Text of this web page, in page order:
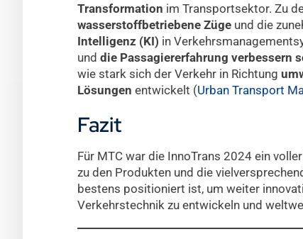
Transformation im Transportsektor. Zu
wasserstoffbetriebene Zügeund die
Intelligenz (KI) in
und die Passagiererfahrung verbessern
wie stark sich der Verkehr in Richtung
Lösungen entwickelt​ (Urban Transport
Fazit
Für MTC war die InnoTrans 2024 ein
zu den Produkten und die
bestens positioniert ist, um weiter
Verkehrstechnik zu entwickeln und